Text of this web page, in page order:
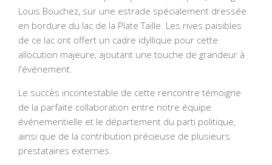
Louis Bouchez, sur une estrade spécialement dressée
en bordure du lac de la Plate Taille. Les rives paisibles
de ce lac ont offert un cadre idyllique pour cette
allocution majeure, ajoutant une touche de grandeur à
l'événement.
Le succès incontestable de cette rencontre témoigne
de la parfaite collaboration entre notre équipe
événementielle et le département du parti politique,
ainsi que de la contribution précieuse de plusieurs
prestataires externes.